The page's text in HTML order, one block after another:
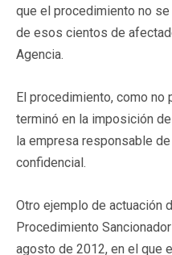
que el procedimiento no
de esos cientos de
Agencia.
El procedimiento, como no
terminó en la imposición
la empresa responsable
confidencial.
Otro ejemplo de actuación
Procedimiento
agosto de 2012, en el que